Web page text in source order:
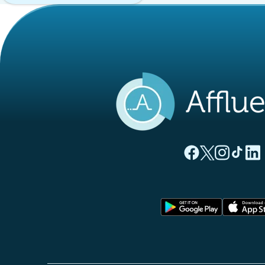
(new tab)
(new tab)
(new tab)
(new tab)